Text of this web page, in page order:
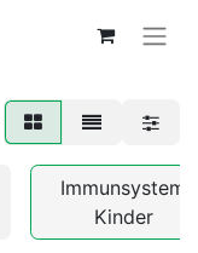
Immunsystem
Kinder